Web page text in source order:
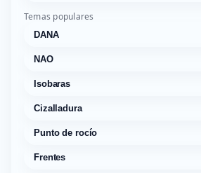
Temas populares
DANA
NAO
Isobaras
Cizalladura
Punto de rocío
Frentes